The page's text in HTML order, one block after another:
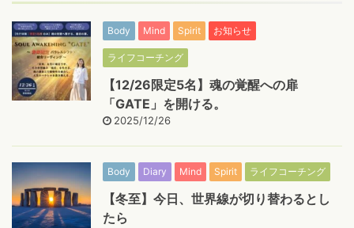
Body Mind Spirit お知らせ
ライフコーチング
【12/26限定5名】魂の覚醒への扉
「GATE」を開ける。
2025/12/26
Body Diary Mind Spirit ライフコーチング
【冬至】今日、世界線が切り替わるとし
たら